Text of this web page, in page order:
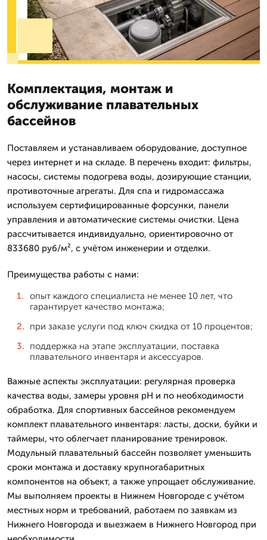
Комплектация, монтаж и
обслуживание плавательных
бассейнов
Поставляем и устанавливаем оборудование, доступное
через интернет и на складе. В перечень входит: фильтры,
насосы, системы подогрева воды, дозирующие станции,
противоточные агрегаты. Для спа и гидромассажа
используем сертифицированные форсунки, панели
управления и автоматические системы очистки. Цена
рассчитывается индивидуально, ориентировочно от
833680 руб/м², с учётом инженерии и отделки.
Преимущества работы с нами:
опыт каждого специалиста не менее 10 лет, что
гарантирует качество монтажа;
при заказе услуги под ключ скидка от 10 процентов;
поддержка на этапе эксплуатации, поставка
плавательного инвентаря и аксессуаров.
Важные аспекты эксплуатации: регулярная проверка
качества воды, замеры уровня рН и по необходимости
обработка. Для спортивных бассейнов рекомендуем
комплект плавательного инвентаря: ласты, доски, буйки и
таймеры, что облегчает планирование тренировок.
Модульный плавательный бассейн позволяет уменьшить
сроки монтажа и доставку крупногабаритных
компонентов на объект, а также упрощает обслуживание.
Мы выполняем проекты в Нижнем Новгороде с учётом
местных норм и требований, работаем по заявкам из
Нижнего Новгорода и выезжаем в Нижнего Новгород при